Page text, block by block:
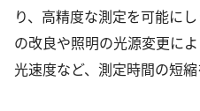
り、高精度な測定を可能に
の改良や照明の光源変更に
光速度など、測定時間の短縮